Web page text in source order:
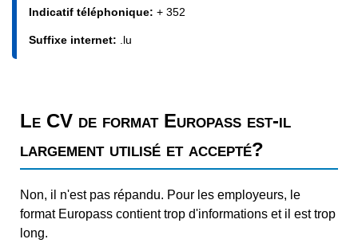
Indicatif téléphonique: + 352
Suffixe internet: .lu
Le CV de format Europass est-il
largement utilisé et accepté?
Non, il n'est pas répandu. Pour les employeurs, le
format Europass contient trop d'informations et il est trop
long.